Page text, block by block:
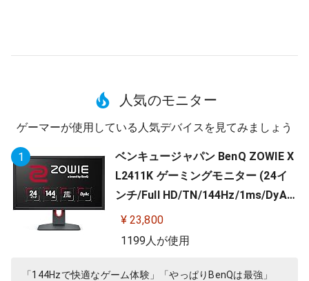
人気のモニター
ゲーマーが使用している人気デバイスを見てみましょう
1
ベンキュージャパン BenQ ZOWIE X
L2411K ゲーミングモニター (24イ
ンチ/Full HD/TN/144Hz/1ms/DyAc/
小さめ台座/OSDメニュー/指一本で
高さ調整)
¥ 23,800
1199人が使用
「144Hzで快適なゲーム体験」「やっぱりBenQは最強」